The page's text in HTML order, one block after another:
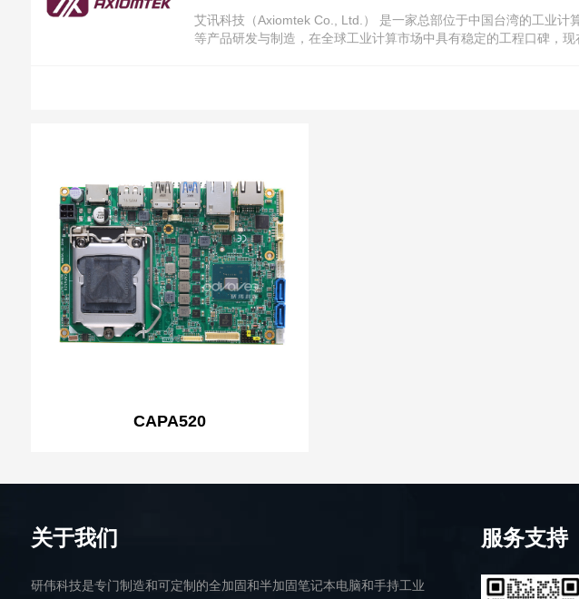
艾讯科技（Axiomtek Co., Ltd.） 是一家总部位于中国台湾的工业
等产品研发与制造，在全球工业计算市场中具有稳定的工程口碑，
CAPA520
关于我们
研伟科技是专门制造和可定制的全加固和半加固笔记本电脑和手持工业
服务支持